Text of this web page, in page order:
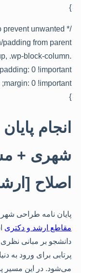
to prevent unwanted
padding from parent */
padding: 0 !important;
margin: 0 !important;
انجام پایان
شهری +
اصلاح [ارشد
پایان نامه طراحی شهری،
مقاطع ارشد و دکتریاست
دانشجو بر مبانی نظری و
پرتابی برای ورود به
می‌شود. در این مسیر